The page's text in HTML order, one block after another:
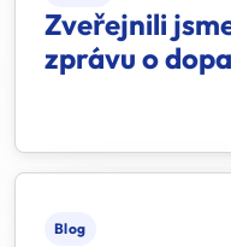
Zveřejnili
zprávu o
Blog